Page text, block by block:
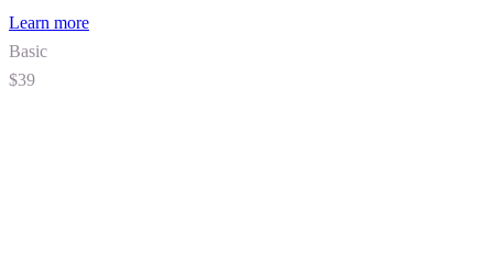
Learn more
Basic
$39